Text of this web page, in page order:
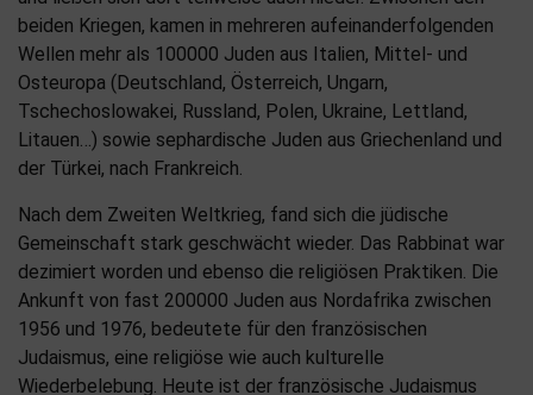
beiden Kriegen, kamen in mehreren aufeinanderfolgenden
Wellen mehr als 100000 Juden aus Italien, Mittel- und
Osteuropa (Deutschland, Österreich, Ungarn,
Tschechoslowakei, Russland, Polen, Ukraine, Lettland,
Litauen…) sowie sephardische Juden aus Griechenland und
der Türkei, nach Frankreich.
Nach dem Zweiten Weltkrieg, fand sich die jüdische
Gemeinschaft stark geschwächt wieder. Das Rabbinat war
dezimiert worden und ebenso die religiösen Praktiken. Die
Ankunft von fast 200000 Juden aus Nordafrika zwischen
1956 und 1976, bedeutete für den französischen
Judaismus, eine religiöse wie auch kulturelle
Wiederbelebung. Heute ist der französische Judaismus